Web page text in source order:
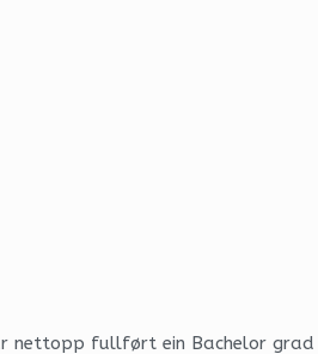
nettopp fullført ein Bachelor